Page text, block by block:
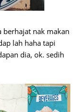
nak makan
lah haha tapi
dia, ok. sedih